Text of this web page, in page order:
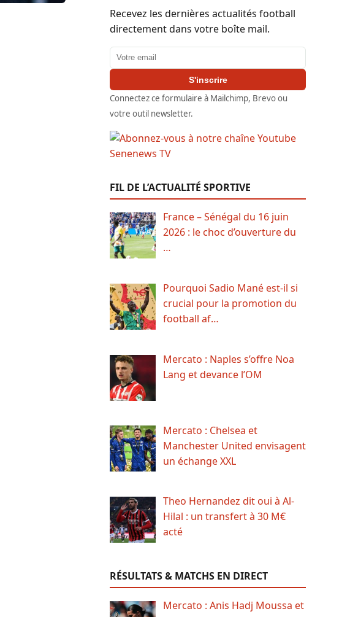
Recevez les dernières actualités football
directement dans votre boîte mail.
Adresse email
S'inscrire
Connectez ce formulaire à Mailchimp, Brevo ou
votre outil newsletter.
FIL DE L’ACTUALITÉ SPORTIVE
France – Sénégal du 16 juin
2026 : le choc d’ouverture du
…
Pourquoi Sadio Mané est-il si
crucial pour la promotion du
football af…
Mercato : Naples s’offre Noa
Lang et devance l’OM
Mercato : Chelsea et
Manchester United envisagent
un échange XXL
Theo Hernandez dit oui à Al-
Hilal : un transfert à 30 M€
acté
RÉSULTATS & MATCHS EN DIRECT
Mercato : Anis Hadj Moussa et